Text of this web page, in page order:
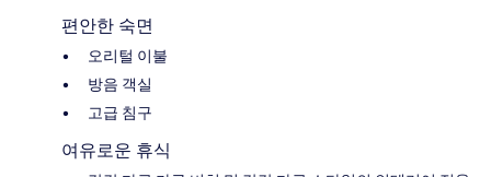
편안한 숙면
오리털 이불
방음 객실
고급 침구
여유로운 휴식